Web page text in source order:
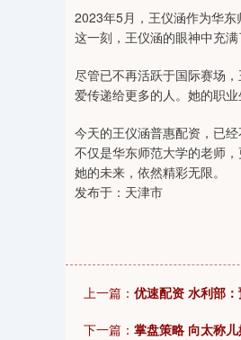
2023年5月，王仪涵作为华东
这一刻，王仪涵的眼神中充满
尽管已不再活跃于国际赛场
爱传递给更多的人。她的职
今天的王仪涵普惠配资，已
不仅是华东师范大学的老师
她的未来，依然精彩无限。
发布于：天津市
上一篇： 优速配资 水利部
下一篇： 掌盘策略 向太称